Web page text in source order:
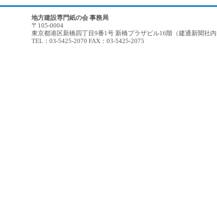
地方建設専門紙の会 事務局
〒105-0004
東京都港区新橋四丁目9番1号 新橋プラザビル16階（建通新聞社
TEL：03-5425-2070 FAX：03-5425-2075